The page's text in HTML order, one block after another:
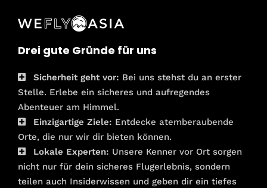
Drei gute Gründe für uns
Sicherheit geht vor: Bei uns stehst du an erster
Stelle. Erlebe ein sicheres und aufregendes
Abenteuer am Himmel.
Einzigartige Ziele: Entdecke atemberaubende
Orte, die nur wir dir bieten können.
Lokale Experten: Unsere Kenner vor Ort sorgen
nicht nur für dein sicheres Flugerlebnis, sondern
teilen auch Insiderwissen und geben dir ein tiefes